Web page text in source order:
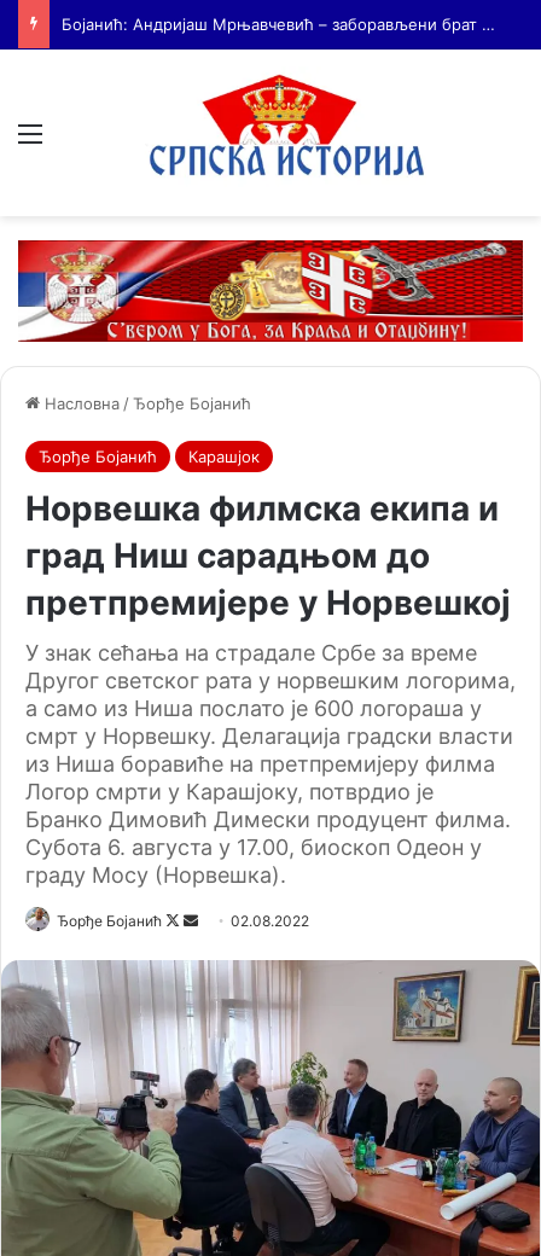
На Дражин дан у Лондону обележено 80. година од мучког убиства генерала Драгољуба Драже Михаиловића
Насловна /Ђорђе Бојанић
Ђорђе Бојанић Карашјок
Норвешка филмска екипа и
град Ниш сарадњом до
претпремијере у Норвешкој
У знак сећања на страдале Србе за време
Другог светског рата у норвешким логорима,
а само из Ниша послато је 600 логораша у
смрт у Норвешку. Делагација градски власти
из Ниша боравиће на претпремијеру филма
Логор смрти у Карашјоку, потврдио је
Бранко Димовић Димески продуцент филма.
Субота 6. августа у 17.00, биоскоп Одеон у
граду Мосу (Норвешка).
Ђорђе Бојанић
F
l
l
w
o
n
n
e
02.08.2022